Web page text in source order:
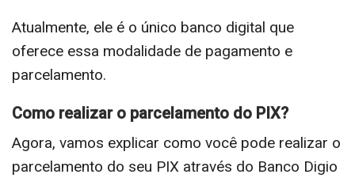
Atualmente, ele é o único banco digital que
oferece essa modalidade de pagamento e
parcelamento.
Como realizar o parcelamento do PIX?
Agora, vamos explicar como você pode realizar o
parcelamento do seu PIX através do Banco Digio